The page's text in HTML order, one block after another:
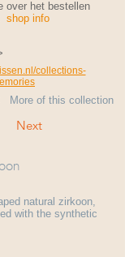
over het bestellen
shop info
collections-
More of this collection
Next
natural zirkoon,
with the synthetic